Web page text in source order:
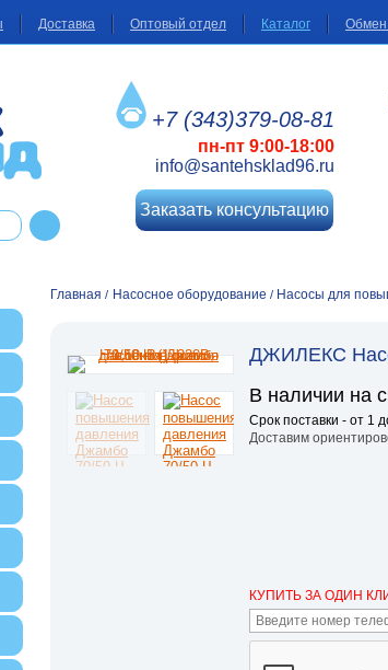
Доставка Оптовый отдел Каталог Обмен
+7 (343)379-08-81
пн-пт 9:00-18:00
info@santehsklad96.ru
Заказать консультацию
Главная / Насосное оборудование / Насосы для
ДЖИЛЕКС
В наличии на
Срок поставки - от 1
Доставим
КУПИТЬ ЗА ОДИН